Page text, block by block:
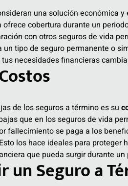
una solución económica
cobertura durante un
con otros seguros de vida
un tipo de seguro permanente o
necesidades financieras
de los seguros a término es su
que en los seguros de vida
fallecimiento se paga a los
los hace ideales para proteger
que pueda surgir durante
un Seguro a